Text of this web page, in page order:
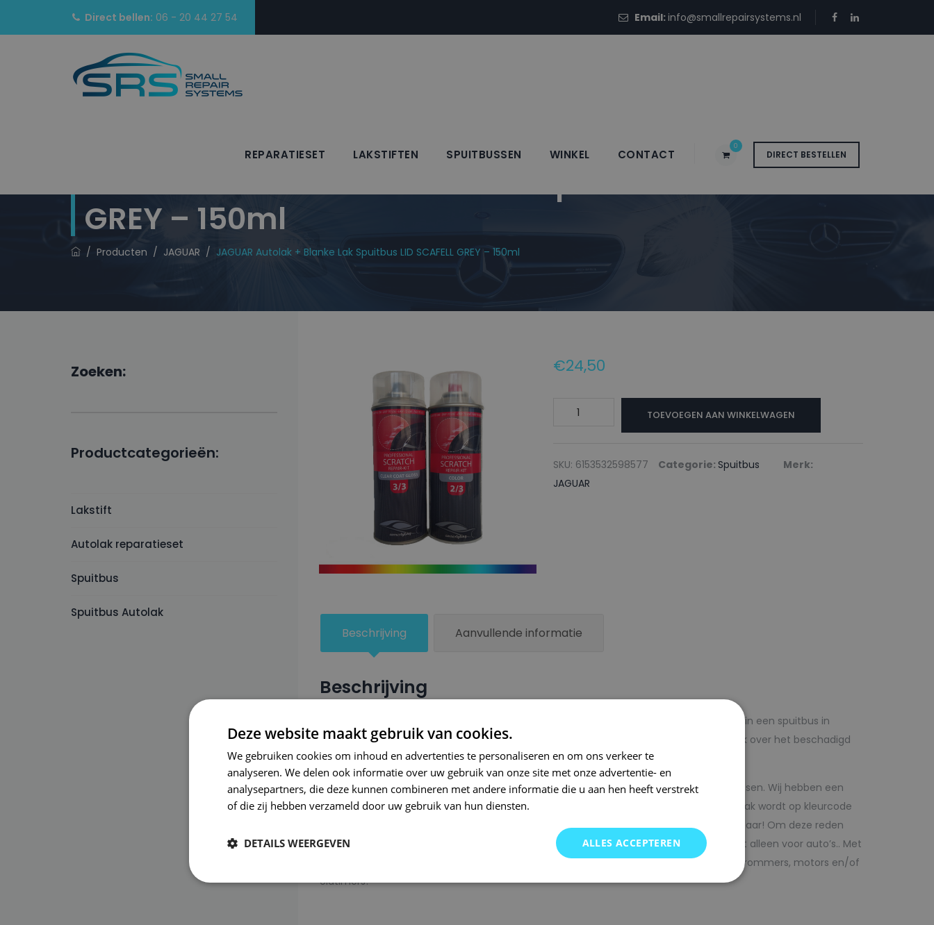
Direct bellen: 06 - 20 44 27 54 Email:info@smallrepairsystems.nl
DIRECT BESTELLEN
0
REPARATIESET LAKSTIFTEN SPUITBUSSEN WINKEL CONTACT
JAGUAR Autolak + Blanke Lak Spuitbus LID SCAFELL
GREY – 150ml
/ Producten / JAGUAR / JAGUAR Autolak + Blanke Lak Spuitbus LID SCAFELL GREY – 150ml
€24,50
JAGUAR
Blanke
lak
TOEVOEGEN AAN WINKELWAGEN
SKU: 6153532598577 Categorie: Spuitbus
Merk:
JAGUAR
Beschrijving Aanvullende informatie
Beschrijving
Een groter beschadigd oppervlak van je auto behandel je nu zelf voordelig met autolak in een spuitbus in
combinatie met blanke lak van Small Repair Systems. U dient op voorhand de blanke lak over het beschadigd
oppervlak te spuiten zodat de kleurlak beter hecht.
Bij SRS bent u aan het juiste adres wanneer het gaat om hoge kwaliteit autolak spuitbussen. Wij hebben een
gigantisch assortiment met oneindig veel kleurencombinaties in ons arsenaal. De autolak wordt op kleurcode
of kleurnaam gemaakt en is afgevuld met professionele verf. Direct uit voorraad leverbaar! Om deze reden
garanderen wij dat u altijd de gewenste kleur voor uw auto bij SRS kunt vinden. Maar niet alleen voor auto’s.. Met
onze A-kwaliteit spuitbussen kunt u bij ons ook terecht voor bedrijfswagens, scooters, brommers, motors en/of
oldtimers!
Zoeken:
Productcategorieën:
Lakstift
Autolak reparatieset
Spuitbus
Spuitbus Autolak
Deze website maakt gebruik van cookies.
We gebruiken cookies om inhoud en advertenties te personaliseren en om ons verkeer te
analyseren. We delen ook informatie over uw gebruik van onze site met onze advertentie- en
analysepartners, die deze kunnen combineren met andere informatie die u aan hen heeft verstrekt
of die zij hebben verzameld door uw gebruik van hun diensten.
ALLES ACCEPTEREN
DETAILS WEERGEVEN